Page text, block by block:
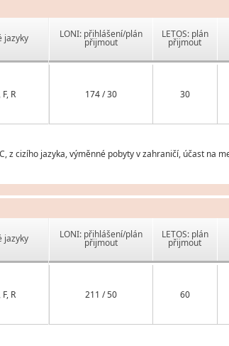
jazyky
R
LONI: přihlášení/plán
přijmout
LETOS: plán
přijmout
174 / 30 30
z cizího jazyka, výměnné pobyty v zahraničí, účast na
jazyky
R
LONI: přihlášení/plán
přijmout
LETOS: plán
přijmout
211 / 50 60